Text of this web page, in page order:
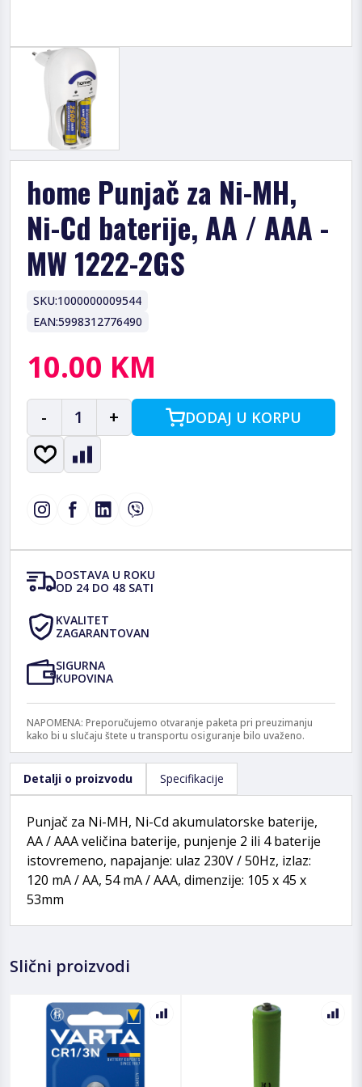
home Punjač za Ni-MH,
Ni-Cd baterije, AA / AAA -
MW 1222-2GS
SKU:1000000009544
EAN:5998312776490
10.00 KM
- 1 + DODAJ U KORPU
DOSTAVA U ROKU
OD 24 DO 48 SATI
KVALITET
ZAGARANTOVAN
SIGURNA
KUPOVINA
NAPOMENA: Preporučujemo otvaranje paketa pri preuzimanju
kako bi u slučaju štete u transportu osiguranje bilo uvaženo.
Detalji o proizvodu Specifikacije
Punjač za Ni-MH, Ni-Cd akumulatorske baterije,
AA / AAA veličina baterije, punjenje 2 ili 4 baterije
istovremeno, napajanje: ulaz 230V / 50Hz, izlaz:
120 mA / AA, 54 mA / AAA, dimenzije: 105 x 45 x
53mm
Slični proizvodi